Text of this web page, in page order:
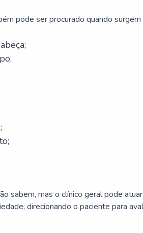
pode ser procurado quando
sabem, mas o clínico geral pode
direcionando o paciente para